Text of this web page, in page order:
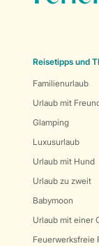
Reisetipps und
Familienurlaub
Urlaub mit
Glamping
Luxusurlaub
Urlaub mit Hund
Urlaub zu zweit
Babymoon
Urlaub mit einer
Feuerwerksfreie